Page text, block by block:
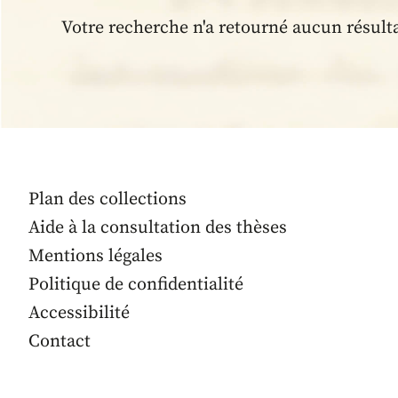
Votre recherche n'a retourné aucun
Plan des collections
Aide à la consultation des thèses
Mentions légales
Politique de confidentialité
Accessibilité
Contact